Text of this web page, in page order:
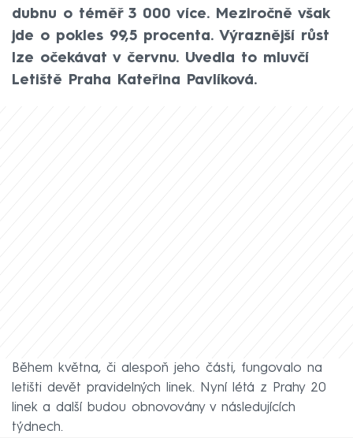
dubnu o téměř 3 000 více. Meziročně však
jde o pokles 99,5 procenta. Výraznější růst
lze očekávat v červnu. Uvedla to mluvčí
Letiště Praha Kateřina Pavlíková.
Během května, či alespoň jeho části, fungovalo na
letišti devět pravidelných linek. Nyní létá z Prahy 20
linek a další budou obnovovány v následujících
týdnech.